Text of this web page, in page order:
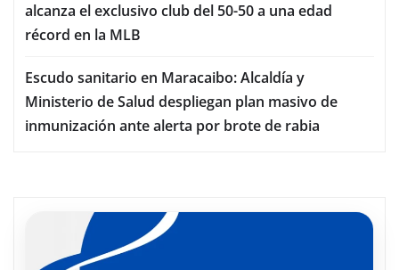
alcanza el exclusivo club del 50-50 a una edad
récord en la MLB
Escudo sanitario en Maracaibo: Alcaldía y
Ministerio de Salud despliegan plan masivo de
inmunización ante alerta por brote de rabia